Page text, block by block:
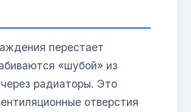
перестает
«шубой» из
радиаторы. Это
отверстия